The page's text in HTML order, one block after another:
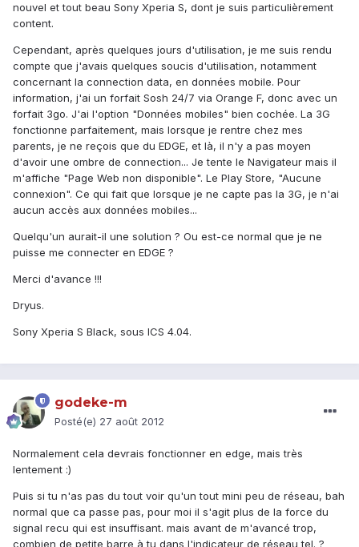
nouvel et tout beau Sony Xperia S, dont je suis particulièrement
content.
Cependant, après quelques jours d'utilisation, je me suis rendu
compte que j'avais quelques soucis d'utilisation, notamment
concernant la connection data, en données mobile. Pour
information, j'ai un forfait Sosh 24/7 via Orange F, donc avec un
forfait 3go. J'ai l'option "Données mobiles" bien cochée. La 3G
fonctionne parfaitement, mais lorsque je rentre chez mes
parents, je ne reçois que du EDGE, et là, il n'y a pas moyen
d'avoir une ombre de connection... Je tente le Navigateur mais il
m'affiche "Page Web non disponible". Le Play Store, "Aucune
connexion". Ce qui fait que lorsque je ne capte pas la 3G, je n'ai
aucun accès aux données mobiles...
Quelqu'un aurait-il une solution ? Ou est-ce normal que je ne
puisse me connecter en EDGE ?
Merci d'avance !!!
Dryus.
Sony Xperia S Black, sous ICS 4.04.
godeke-m
Posté(e) 27 août 2012
Normalement cela devrais fonctionner en edge, mais très
lentement :)
Puis si tu n'as pas du tout voir qu'un tout mini peu de réseau, bah
normal que ca passe pas, pour moi il s'agit plus de la force du
signal recu qui est insuffisant. mais avant de m'avancé trop,
combien de petite barre à tu dans l'indicateur de réseau tel. ?